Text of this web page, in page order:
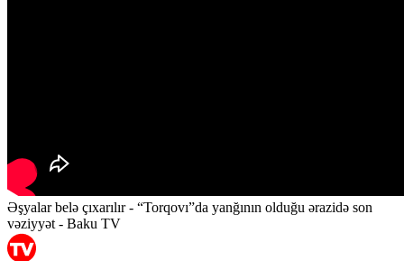
Əşyalar belə çıxarılır - “Torqovı”da yanğının olduğu ərazidə son
vəziyyət - Baku TV